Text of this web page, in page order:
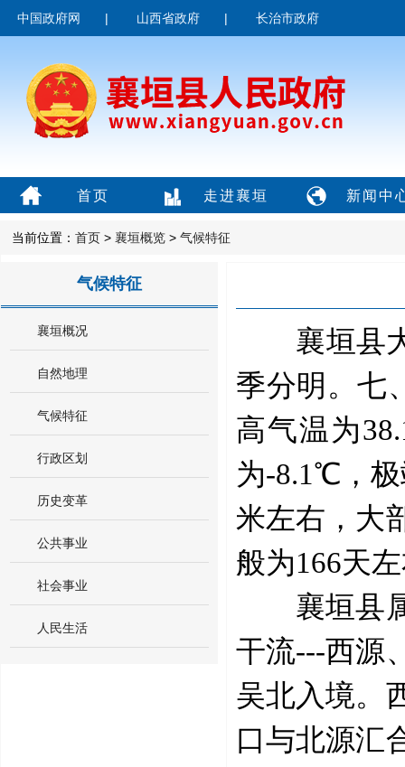
中国政府网 | 山西省政府 | 长治市政府
首页 走进襄垣 新闻中
当前位置： 首页 > 襄垣概览 > 气候特征
气候特征
襄垣概况
自然地理
气候特征
行政区划
历史变革
公共事业
社会事业
人民生活
襄垣县大
季分明。七
高气温为
为-8.1℃，
米左右，大
般为166天
襄垣县属
干流---西源
吴北入境。
口与北源汇